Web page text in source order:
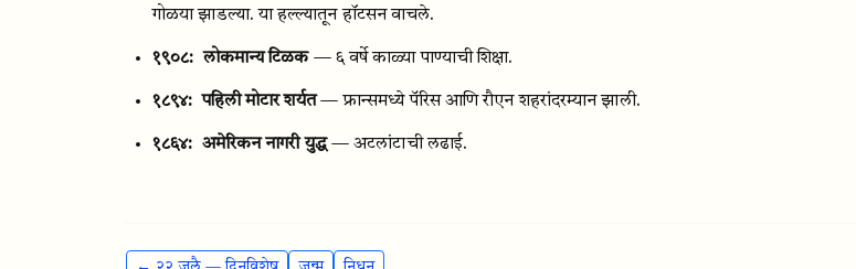
गोळया झाडल्या. या हल्ल्यातून हॉटसन वाचले.
१९०८: लोकमान्य टिळक — ६ वर्षे काळ्या पाण्याची शिक्षा.
१८९४: पहिली मोटार शर्यत — फ्रान्समध्ये पॅरिस आणि रौएन शहरांदरम्यान झाली.
१८६४: अमेरिकन नागरी युद्ध — अटलांटाची लढाई.